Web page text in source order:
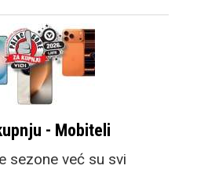
- Mobiteli
sezone već su svi